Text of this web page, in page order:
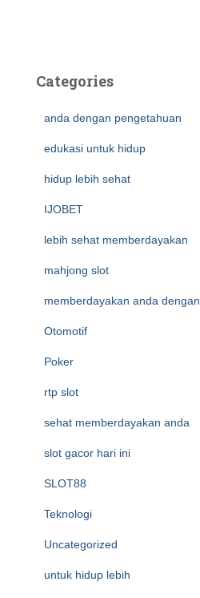
Categories
anda dengan pengetahuan
edukasi untuk hidup
hidup lebih sehat
IJOBET
lebih sehat memberdayakan
mahjong slot
memberdayakan anda dengan
Otomotif
Poker
rtp slot
sehat memberdayakan anda
slot gacor hari ini
SLOT88
Teknologi
Uncategorized
untuk hidup lebih